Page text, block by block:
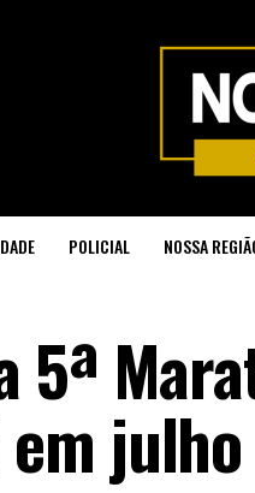
POLICIAL NOSSA
julho